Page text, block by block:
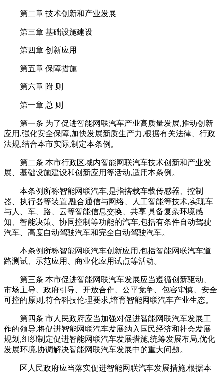
第二章 技术创新和产业发展
第三章 基础设施建设
第四章 创新应用
第五章 保障措施
第六章 附 则
第一章 总 则
第一条 为了促进智能网联汽车产业高质量发展,推动创新
应用,强化安全保障,加快发展新质生产力,根据有关法律、行政
法规,结合本市实际,制定本条例。
第二条 本市行政区域内智能网联汽车技术创新和产业发
展、基础设施建设和创新应用等活动,适用本条例。
本条例所称智能网联汽车,是指搭载车载传感器、控制
器、执行器等装置,融合通信与网络、人工智能等技术,实现车
与人、车、路、云等智能信息交换、共享,具备复杂环境感
知、智能决策、协同控制等功能的汽车,包括有条件自动驾驶
汽车、高度自动驾驶汽车和完全自动驾驶汽车。
本条例所称智能网联汽车创新应用,包括智能网联汽车道
路测试、示范应用、商业化应用试点等活动。
第三条 本市促进智能网联汽车发展应当遵循创新驱动、
市场主导、政府引导、开放合作、公平竞争、包容审慎、安全
可控的原则,符合科技伦理要求,培育智能网联汽车产业生态。
第四条 市人民政府应当加强对促进智能网联汽车发展工
作的领导,将促进智能网联汽车发展纳入国民经济和社会发展
规划,组织制定促进智能网联汽车发展措施,统筹发展布局,优化
发展环境,协调解决智能网联汽车发展中的重大问题。
区人民政府应当落实促进智能网联汽车发展措施,根据本